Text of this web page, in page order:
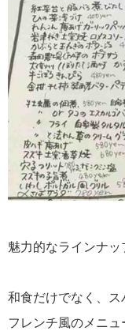
魅力的なラインナ
和食だけでなく、
フレンチ風のメニ